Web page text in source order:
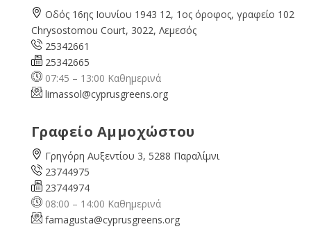
Οδός 16ης Ιουνίου 1943 12, 1ος όροφος, γραφείο 102
Chrysostomou Court, 3022, Λεμεσός
25342661
25342665
07:45 – 13:00 Καθημερινά
limassol@cyprusgreens.org
Γραφείο Αμμοχώστου
Γρηγόρη Αυξεντίου 3, 5288 Παραλίμνι
23744975
23744974
08:00 – 14:00 Καθημερινά
famagusta@cyprusgreens.org